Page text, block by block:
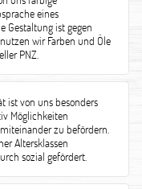
eines
Gestaltung ist gegen
wir Farben und Öle
PNZ.
ist von uns besonders
Möglichkeiten
zu befördern.
Altersklassen
sozial gefördert.